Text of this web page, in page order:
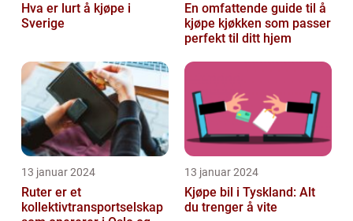
Hva er lurt å kjøpe i
Sverige
En omfattende guide til å
kjøpe kjøkken som passer
perfekt til ditt hjem
13 januar 2024
Ruter er et
kollektivtransportselskap
13 januar 2024
Kjøpe bil i Tyskland: Alt
du trenger å vite